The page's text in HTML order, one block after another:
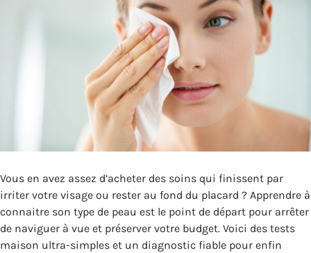
Vous en avez assez d’acheter des soins qui finissent par
irriter votre visage ou rester au fond du placard ? Apprendre à
connaitre son type de peau est le point de départ pour arrêter
de naviguer à vue et préserver votre budget. Voici des tests
maison ultra-simples et un diagnostic fiable pour enfin